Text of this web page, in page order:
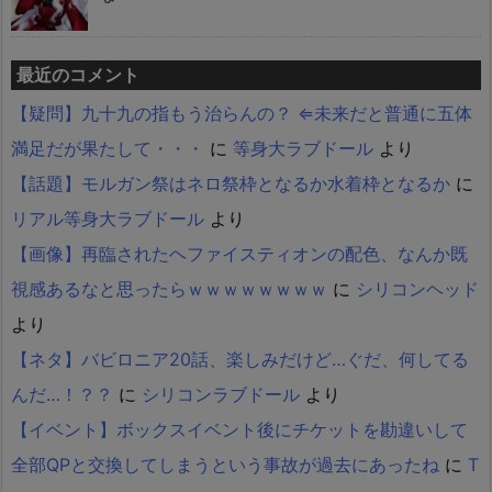
最近のコメント
【疑問】九十九の指もう治らんの？ ⇐未来だと普通に五体
満足だが果たして・・・ に 等身大ラブドール より
【話題】モルガン祭はネロ祭枠となるか水着枠となるか に
リアル等身大ラブドール より
【画像】再臨されたヘファイスティオンの配色、なんか既
視感あるなと思ったらｗｗｗｗｗｗｗｗ に シリコンヘッド
より
【ネタ】バビロニア20話、楽しみだけど…ぐだ、何してる
んだ…！？？ に シリコンラブドール より
【イベント】ボックスイベント後にチケットを勘違いして
全部QPと交換してしまうという事故が過去にあったね に T